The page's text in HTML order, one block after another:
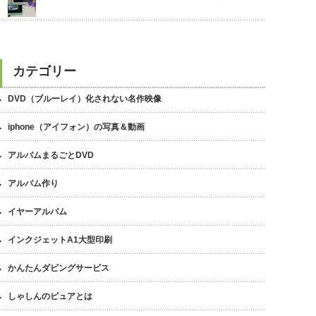
カテゴリー
DVD（ブルーレイ）化されない名作映像
iphone（アイフォン）の写真＆動画
アルバムまるごとDVD
アルバム作り
イヤーアルバム
インクジェットA1大型印刷
かんたんダビングサービス
しゃしんのピュアとは